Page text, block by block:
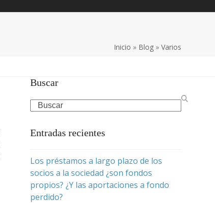
Inicio » Blog» Varios
Buscar
Search
Entradas recientes
Los préstamos a largo plazo de los
socios a la sociedad ¿son fondos
propios? ¿Y las aportaciones a fondo
perdido?